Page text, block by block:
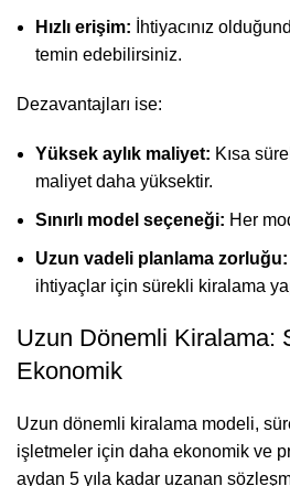
Hızlı erişim: İhtiyacınız
temin edebilirsiniz.
Dezavantajları ise:
Yüksek aylık maliyet: Kısa
maliyet daha yüksektir.
Sınırlı model seçeneği: Her
Uzun vadeli planlama zorluğu:
ihtiyaçlar için sürekli kiralama
Uzun Dönemli Kiralama:
Ekonomik
Uzun dönemli kiralama modeli,
işletmeler için daha ekonomik ve
aydan 5 yıla kadar uzanan